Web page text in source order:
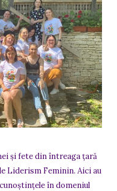
și fete din întreaga țară
Liderism Feminin. Aici au
în domeniul